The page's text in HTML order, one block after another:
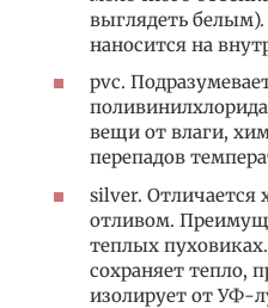
выглядеть
наносится на
pvc.
вещи от влаги,
перепадов
silver. Отличается
отливом.
теплых
сохраняет тепло,
изолирует от УФ-